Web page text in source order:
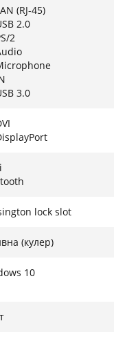
(RJ-45)
2.0
2
3.0
lock slot
(кулер)
10